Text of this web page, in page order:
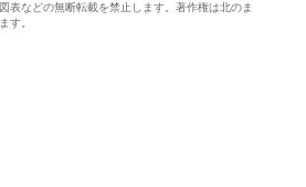
表などの無断転載を禁止します。著作権は北のま
す。